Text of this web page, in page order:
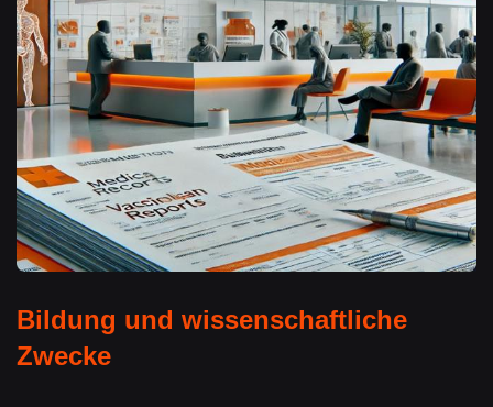
Bildung und wissenschaftliche
Zwecke